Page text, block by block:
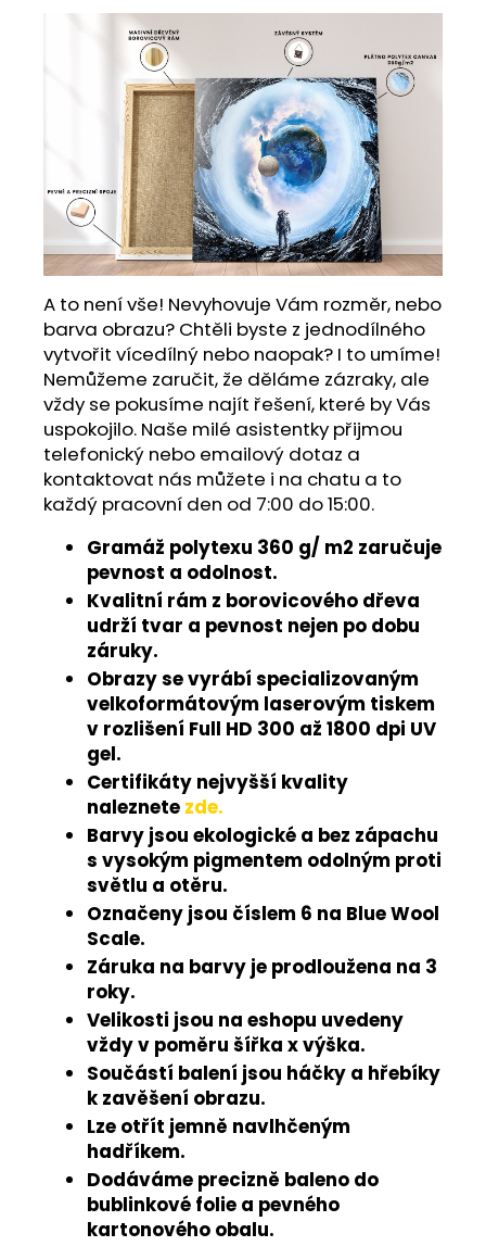
A to není vše! Nevyhovuje Vám rozměr, nebo
barva obrazu? Chtěli byste z jednodílného
vytvořit vícedílný nebo naopak? I to umíme!
Nemůžeme zaručit, že děláme zázraky, ale
vždy se pokusíme najít řešení, které by Vás
uspokojilo. Naše milé asistentky přijmou
telefonický nebo emailový dotaz a
kontaktovat nás můžete i na chatu a to
každý pracovní den od 7:00 do 15:00.
Gramáž polytexu 360 g/ m2 zaručuje
pevnost a odolnost.
Kvalitní rám z borovicového dřeva
udrží tvar a pevnost nejen po dobu
záruky.
Obrazy se vyrábí specializovaným
velkoformátovým laserovým tiskem
v rozlišení Full HD 300 až 1800 dpi UV
gel.
Certifikáty nejvyšší kvality
naleznete zde.
Barvy jsou ekologické a bez zápachu
s vysokým pigmentem odolným proti
světlu a otěru.
Označeny jsou číslem 6 na Blue Wool
Scale.
Záruka na barvy je prodloužena na 3
roky.
Velikosti jsou na eshopu uvedeny
vždy v poměru šířka x výška.
Součástí balení jsou háčky a hřebíky
k zavěšení obrazu.
Lze otřít jemně navlhčeným
hadříkem.
Dodáváme precizně baleno do
bublinkové folie a pevného
kartonového obalu.